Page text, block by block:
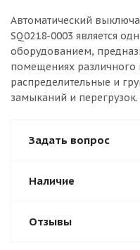
Автоматический
SQ0218-0003 является
оборудованием,
помещениях различного
распределительные и
замыканий и перегрузок.
Задать вопрос
Наличие
Отзывы